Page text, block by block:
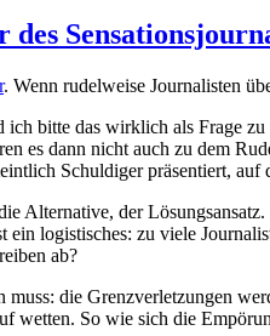
des
. Wenn rudelweise Journalisten
bitte das wirklich als Frage
es dann nicht auch zu dem
Schuldiger präsentiert,
Alternative, der
ein logistisches: zu viele
ab?
muss: die Grenzverletzungen
wetten. So wie sich die